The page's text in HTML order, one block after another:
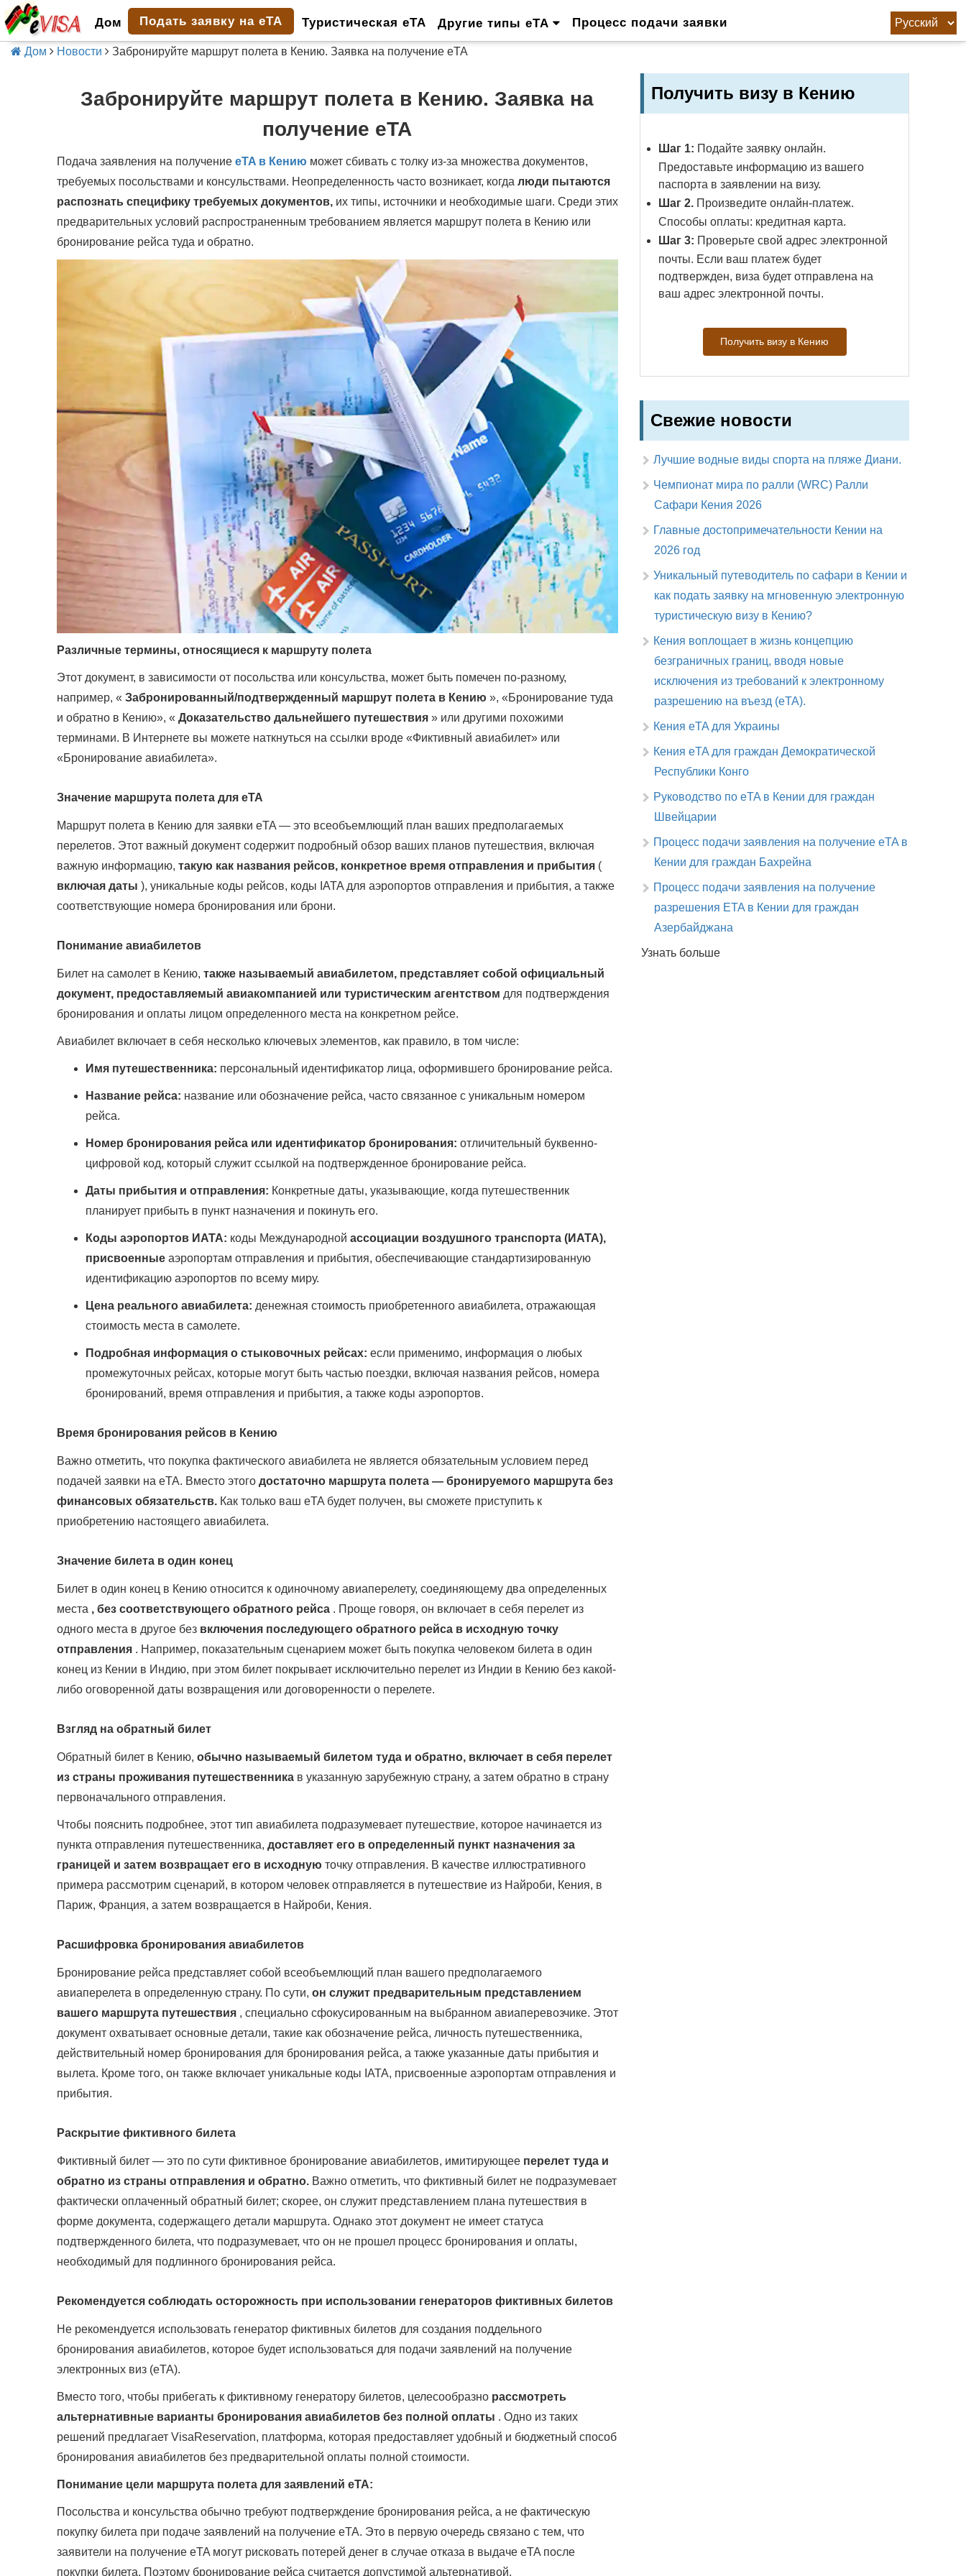
Дом Подать заявку на eTA Туристическая eTA Другие типы eTA Процесс подачи заявки
Дом Новости Забронируйте маршрут полета в Кению. Заявка на получение eTA
Забронируйте маршрут полета в Кению. Заявка на
получение eTA
Подача заявления на получение eTA в Кению может сбивать с толку из-за множества документов,
требуемых посольствами и консульствами. Неопределенность часто возникает, когда люди пытаются
распознать специфику требуемых документов,их типы, источники и необходимые шаги. Среди этих
предварительных условий распространенным требованием является маршрут полета в Кению или
бронирование рейса туда и обратно.
Различные термины, относящиеся к маршруту полета
Этот документ, в зависимости от посольства или консульства, может быть помечен по-разному,
например, « Забронированный/подтвержденный маршрут полета в Кению », «Бронирование туда
и обратно в Кению», « Доказательство дальнейшего путешествия» или другими похожими
терминами. В Интернете вы можете наткнуться на ссылки вроде «Фиктивный авиабилет» или
«Бронирование авиабилета».
Значение маршрута полета для eTA
Маршрут полета в Кению для заявки eTA — это всеобъемлющий план ваших предполагаемых
перелетов. Этот важный документ содержит подробный обзор ваших планов путешествия, включая
важную информацию, такую ​​как названия рейсов, конкретное время отправления и прибытия(
включая даты ), уникальные коды рейсов, коды IATA для аэропортов отправления и прибытия, а также
соответствующие номера бронирования или брони.
Понимание авиабилетов
Билет на самолет в Кению, также называемый авиабилетом, представляет собой официальный
документ, предоставляемый авиакомпанией или туристическим агентством для подтверждения
бронирования и оплаты лицом определенного места на конкретном рейсе.
Авиабилет включает в себя несколько ключевых элементов, как правило, в том числе:
Имя путешественника: персональный идентификатор лица, оформившего бронирование рейса.
Название рейса: название или обозначение рейса, часто связанное с уникальным номером
рейса.
Номер бронирования рейса или идентификатор бронирования: отличительный буквенно-
цифровой код, который служит ссылкой на подтвержденное бронирование рейса.
Даты прибытия и отправления: Конкретные даты, указывающие, когда путешественник
планирует прибыть в пункт назначения и покинуть его.
Коды аэропортов ИАТА: коды Международной ассоциации воздушного транспорта (ИАТА),
присвоенныеаэропортам отправления и прибытия, обеспечивающие стандартизированную
идентификацию аэропортов по всему миру.
Цена реального авиабилета: денежная стоимость приобретенного авиабилета, отражающая
стоимость места в самолете.
Подробная информация о стыковочных рейсах: если применимо, информация о любых
промежуточных рейсах, которые могут быть частью поездки, включая названия рейсов, номера
бронирований, время отправления и прибытия, а также коды аэропортов.
Время бронирования рейсов в Кению
Важно отметить, что покупка фактического авиабилета не является обязательным условием перед
подачей заявки на eTA. Вместо этого достаточно маршрута полета — бронируемого маршрута без
финансовых обязательств.Как только ваш eTA будет получен, вы сможете приступить к
приобретению настоящего авиабилета.
Значение билета в один конец
Билет в один конец в Кению относится к одиночному авиаперелету, соединяющему два определенных
места , без соответствующего обратного рейса. Проще говоря, он включает в себя перелет из
одного места в другое без включения последующего обратного рейса в исходную точку
отправления. Например, показательным сценарием может быть покупка человеком билета в один
конец из Кении в Индию, при этом билет покрывает исключительно перелет из Индии в Кению без какой-
либо оговоренной даты возвращения или договоренности о перелете.
Взгляд на обратный билет
Обратный билет в Кению, обычно называемый билетом туда и обратно, включает в себя перелет
из страны проживания путешественникав указанную зарубежную страну, а затем обратно в страну
первоначального отправления.
Чтобы пояснить подробнее, этот тип авиабилета подразумевает путешествие, которое начинается из
пункта отправления путешественника, доставляет его в определенный пункт назначения за
границей и затем возвращает его в исходную точку отправления. В качестве иллюстративного
примера рассмотрим сценарий, в котором человек отправляется в путешествие из Найроби, Кения, в
Париж, Франция, а затем возвращается в Найроби, Кения.
Расшифровка бронирования авиабилетов
Бронирование рейса представляет собой всеобъемлющий план вашего предполагаемого
авиаперелета в определенную страну. По сути, он служит предварительным представлением
вашего маршрута путешествия, специально сфокусированным на выбранном авиаперевозчике. Этот
документ охватывает основные детали, такие как обозначение рейса, личность путешественника,
действительный номер бронирования для бронирования рейса, а также указанные даты прибытия и
вылета. Кроме того, он также включает уникальные коды IATA, присвоенные аэропортам отправления и
прибытия.
Раскрытие фиктивного билета
Фиктивный билет — это по сути фиктивное бронирование авиабилетов, имитирующее перелет туда и
обратно из страны отправления и обратно.Важно отметить, что фиктивный билет не подразумевает
фактически оплаченный обратный билет; скорее, он служит представлением плана путешествия в
форме документа, содержащего детали маршрута. Однако этот документ не имеет статуса
подтвержденного билета, что подразумевает, что он не прошел процесс бронирования и оплаты,
необходимый для подлинного бронирования рейса.
Рекомендуется соблюдать осторожность при использовании генераторов фиктивных билетов
Не рекомендуется использовать генератор фиктивных билетов для создания поддельного
бронирования авиабилетов, которое будет использоваться для подачи заявлений на получение
электронных виз (eTA).
Вместо того, чтобы прибегать к фиктивному генератору билетов, целесообразно рассмотреть
альтернативные варианты бронирования авиабилетов без полной оплаты . Одно из таких
решений предлагает VisaReservation, платформа, которая предоставляет удобный и бюджетный способ
бронирования авиабилетов без предварительной оплаты полной стоимости.
Понимание цели маршрута полета для заявлений eTA:
Посольства и консульства обычно требуют подтверждение бронирования рейса, а не фактическую
покупку билета при подаче заявлений на получение eTA. Это в первую очередь связано с тем, что
заявители на получение eTA могут рисковать потерей денег в случае отказа в выдаче eTA после
покупки билета. Поэтому бронирование рейса считается допустимой альтернативой.
Получить визу в Кению
Шаг 1: Подайте заявку онлайн.
Предоставьте информацию из вашего
паспорта в заявлении на визу.
Шаг 2.Произведите онлайн-платеж.
Способы оплаты: кредитная карта.
Шаг 3: Проверьте свой адрес электронной
почты. Если ваш платеж будет
подтвержден, виза будет отправлена ​​на
ваш адрес электронной почты.
Получить визу в Кению
Свежие новости
Лучшие водные виды спорта на пляже Диани.
Чемпионат мира по ралли (WRC) Ралли
Сафари Кения 2026
Главные достопримечательности Кении на
2026 год
Уникальный путеводитель по сафари в Кении и
как подать заявку на мгновенную электронную
туристическую визу в Кению?
Кения воплощает в жизнь концепцию
безграничных границ, вводя новые
исключения из требований к электронному
разрешению на въезд (eTA).
Кения eTA для Украины
Кения eTA для граждан Демократической
Республики Конго
Руководство по eTA в Кении для граждан
Швейцарии
Процесс подачи заявления на получение eTA в
Кении для граждан Бахрейна
Процесс подачи заявления на получение
разрешения ETA в Кении для граждан
Азербайджана
Узнать больше